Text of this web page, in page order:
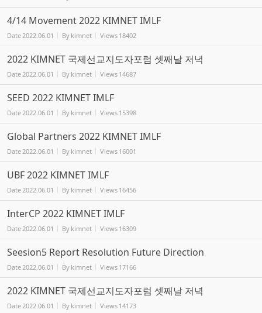
4/14 Movement 2022 KIMNET IMLF
Date2022.06.01 By kimnet Views 18402
2022 KIMNET 국제선교지도자포럼 셋째날 저녁
Date2022.06.01 By kimnet Views 14687
SEED 2022 KIMNET IMLF
Date2022.06.01 By kimnet Views 15398
Global Partners 2022 KIMNET IMLF
Date2022.06.01 By kimnet Views 16001
UBF 2022 KIMNET IMLF
Date2022.06.01 By kimnet Views 16456
InterCP 2022 KIMNET IMLF
Date2022.06.01 By kimnet Views 16309
Seesion5 Report Resolution Future Direction
Date2022.06.01 By kimnet Views 17166
2022 KIMNET 국제선교지도자포럼 셋째날 저녁
Date2022.06.01 By kimnet Views 14173